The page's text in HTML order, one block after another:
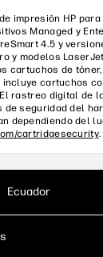
impresión HP
Managed y
4.5 y
y modelos
cartuchos de tóner,
cartuchos
rastreo digital de
de seguridad del
dependiendo del
cartridgesecurity.
Ecuador